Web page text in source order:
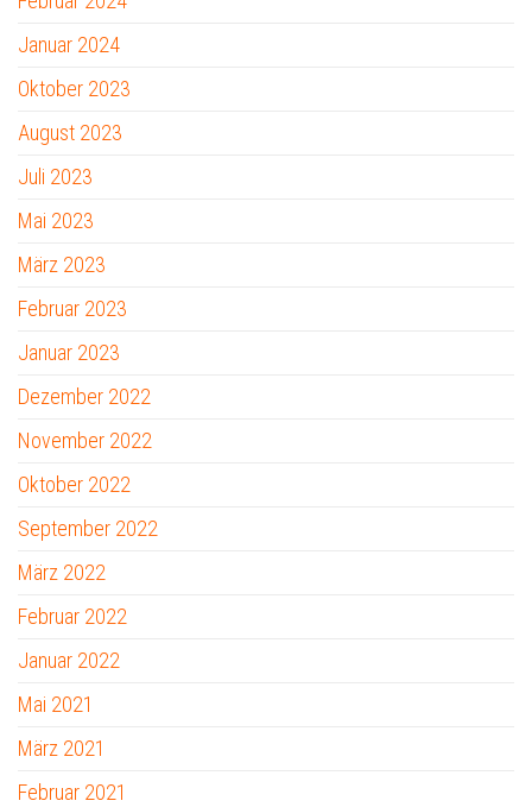
Januar 2024
Oktober 2023
August 2023
Juli 2023
Mai 2023
März 2023
Februar 2023
Januar 2023
Dezember 2022
November 2022
Oktober 2022
September 2022
März 2022
Februar 2022
Januar 2022
Mai 2021
März 2021
Februar 2021